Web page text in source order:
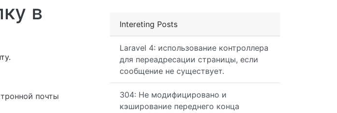
Intereting Posts
Laravel 4: использование контроллера
для переадресации страницы, если
сообщение не существует.
304: Не модифицировано и
кэширование переднего конца
в
почты